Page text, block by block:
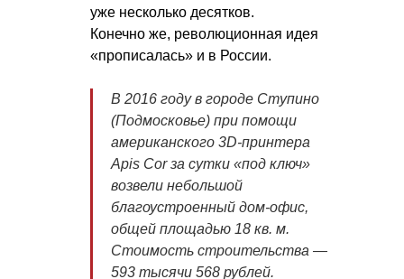
уже несколько десятков.
Конечно же, революционная идея
«прописалась» и в России.
В 2016 году в городе Ступино
(Подмосковье) при помощи
американского 3D-принтера
Apis Cor за сутки «под ключ»
возвели небольшой
благоустроенный дом-офис,
общей площадью 18 кв. м.
Стоимость строительства —
593 тысячи 568 рублей.